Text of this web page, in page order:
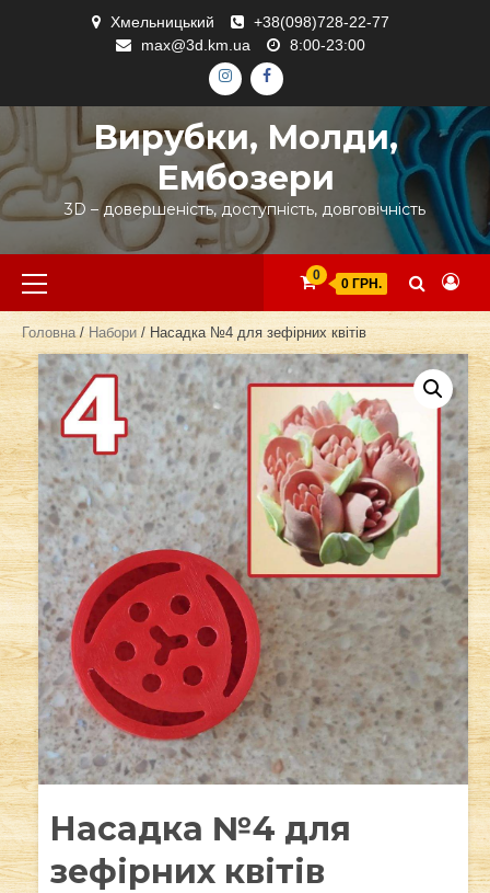
Хмельницький
+38(098)728-22-77
max@3d.km.ua
8:00-23:00
ІНСТАГРАМ
ФЕЙСБУК
Вирубки, Молди,
Ембозери
3D – довершеність, доступність, довговічність
Primary
Menu
0
0 ГРН.
Головна/Набори / Насадка №4 для зефірних квітів
Насадка №4 для
зефірних квітів